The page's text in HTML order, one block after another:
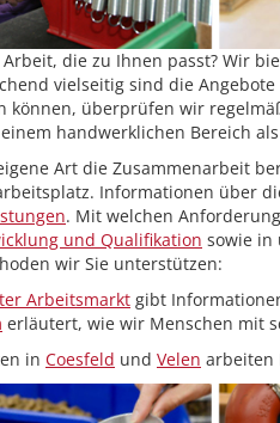
die zu Ihnen passt? Wir
vielseitig sind die
können, überprüfen wir
handwerklichen Bereich
Art die Zusammenarbeit
Informationen über
. Mit welchen
und Qualifikation sowie in
wir Sie unterstützen:
Arbeitsmarkt gibt
erläutert, wie wir Menschen mit
in Coesfeld und Velen arbeiten